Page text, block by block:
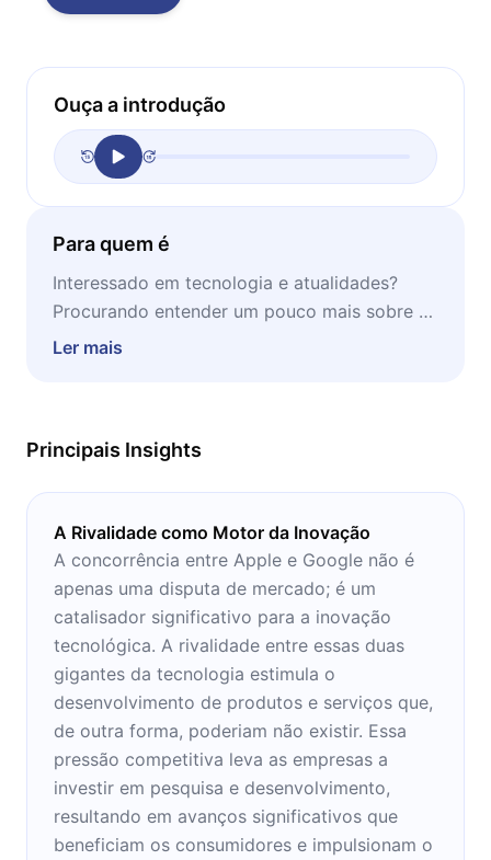
Ouça a introdução
Para quem é
Interessado em tecnologia e atualidades?
Procurando entender um pouco mais sobre o
mundo das gigantes tecnológicas que são a
Ler mais
Principais Insights
A Rivalidade como Motor da Inovação
A concorrência entre Apple e Google não é
apenas uma disputa de mercado; é um
catalisador significativo para a inovação
tecnológica. A rivalidade entre essas duas
gigantes da tecnologia estimula o
desenvolvimento de produtos e serviços que,
de outra forma, poderiam não existir. Essa
pressão competitiva leva as empresas a
investir em pesquisa e desenvolvimento,
resultando em avanços significativos que
beneficiam os consumidores e impulsionam o